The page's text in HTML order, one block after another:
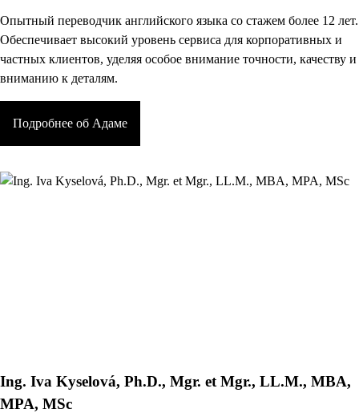
Опытный переводчик английского языка со стажем более 12 лет.
Обеспечивает высокий уровень сервиса для корпоративных и
частных клиентов, уделяя особое внимание точности, качеству и
вниманию к деталям.
Подробнее об Адаме
Ing. Iva Kyselová, Ph.D., Mgr. et Mgr., LL.M., MBA,
MPA, MSc